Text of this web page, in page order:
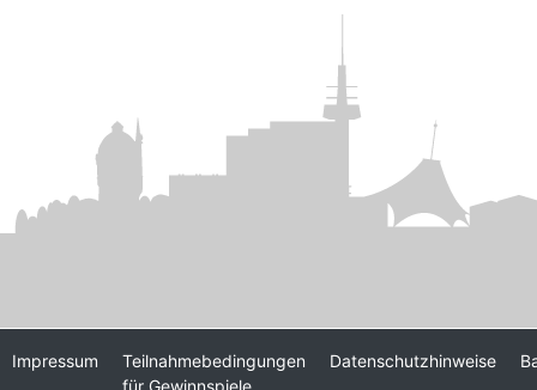
Impressum
Teilnahmebedingungen
für Gewinnspiele
Datenschutzhinweise